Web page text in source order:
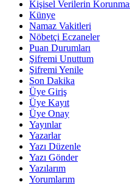
Kişisel Verilerin
Künye
Namaz Vakitleri
Nöbetçi Eczaneler
Puan Durumları
Şifremi Unuttum
Şifremi Yenile
Son Dakika
Üye Giriş
Üye Kayıt
Üye Onay
Yayınlar
Yazarlar
Yazı Düzenle
Yazı Gönder
Yazılarım
Yorumlarım